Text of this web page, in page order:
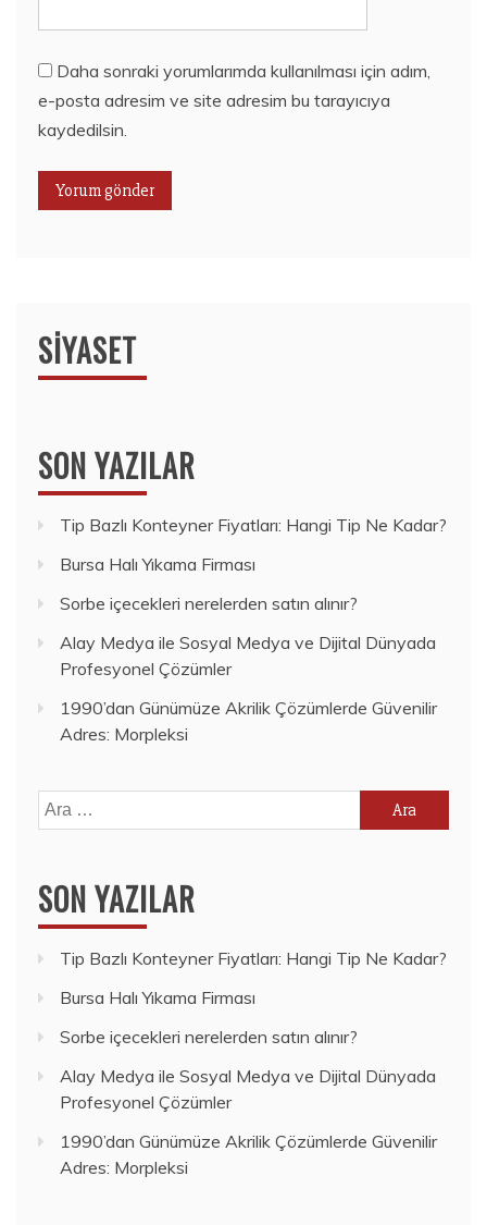
Daha sonraki yorumlarımda kullanılması için adım,
e-posta adresim ve site adresim bu tarayıcıya
kaydedilsin.
SIYASET
SON YAZILAR
Tip Bazlı Konteyner Fiyatları: Hangi Tip Ne Kadar?
Bursa Halı Yıkama Firması
Sorbe içecekleri nerelerden satın alınır?
Alay Medya ile Sosyal Medya ve Dijital Dünyada
Profesyonel Çözümler
1990’dan Günümüze Akrilik Çözümlerde Güvenilir
Adres: Morpleksi
Arama:
SON YAZILAR
Tip Bazlı Konteyner Fiyatları: Hangi Tip Ne Kadar?
Bursa Halı Yıkama Firması
Sorbe içecekleri nerelerden satın alınır?
Alay Medya ile Sosyal Medya ve Dijital Dünyada
Profesyonel Çözümler
1990’dan Günümüze Akrilik Çözümlerde Güvenilir
Adres: Morpleksi